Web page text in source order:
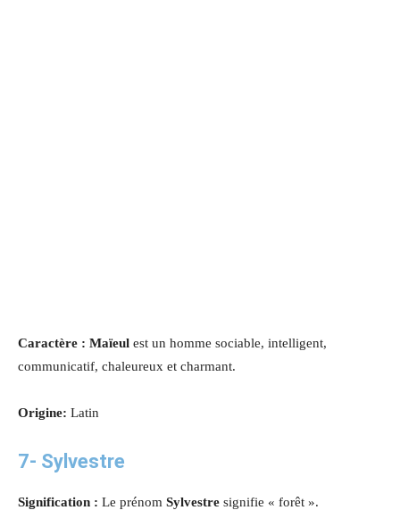
Caractère : Maïeul est un homme sociable, intelligent,
communicatif, chaleureux et charmant.
Origine: Latin
7- Sylvestre
Signification : Le prénom Sylvestre signifie « forêt ».